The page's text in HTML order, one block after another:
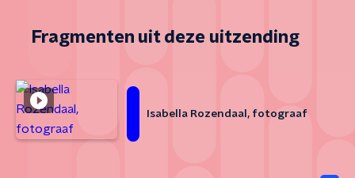
Fragmenten uit deze uitzending
Isabella Rozendaal, fotograaf